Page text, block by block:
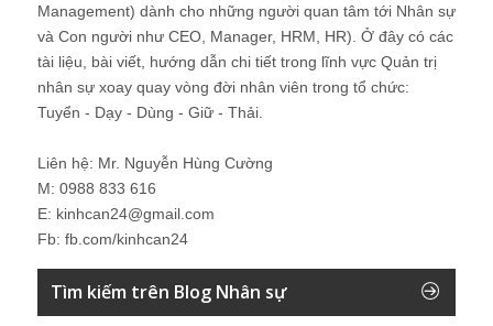
Management) dành cho những người quan tâm tới Nhân sự
và Con người như CEO, Manager, HRM, HR). Ở đây có các
tài liệu, bài viết, hướng dẫn chi tiết trong lĩnh vực Quản trị
nhân sự xoay quay vòng đời nhân viên trong tổ chức:
Tuyển - Dạy - Dùng - Giữ - Thải.
Liên hệ: Mr. Nguyễn Hùng Cường
M: 0988 833 616
E: kinhcan24@gmail.com
Fb: fb.com/kinhcan24
Tìm kiếm trên Blog Nhân sự